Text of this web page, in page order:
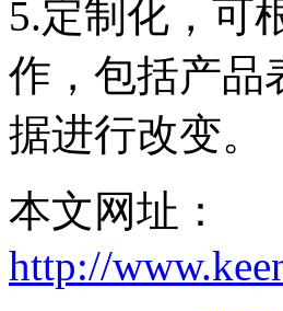
5.定制化，可
作，包括产品
据进行改变。
本文网址：
http://